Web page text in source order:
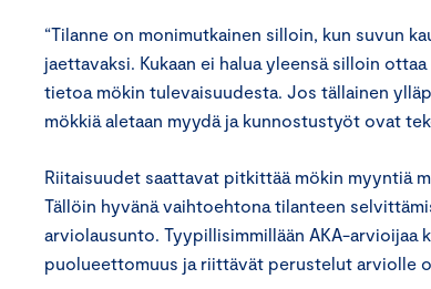
“Tilanne on monimutkainen silloin, kun suvun
jaettavaksi. Kukaan ei halua yleensä silloin
tietoa mökin tulevaisuudesta. Jos tällainen
mökkiä aletaan myydä ja kunnostustyöt ovat
Riitaisuudet saattavat pitkittää mökin myyntiä
Tällöin hyvänä vaihtoehtona tilanteen
arviolausunto. Tyypillisimmillään AKA-
puolueettomuus ja riittävät perustelut arviolle